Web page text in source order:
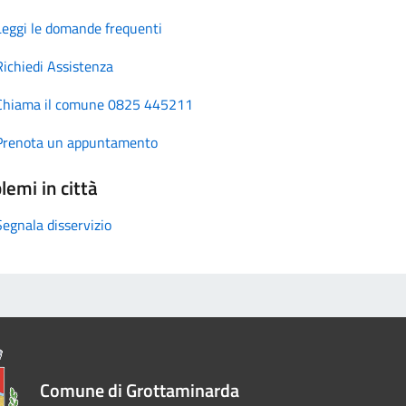
le domande frequenti
Assistenza
il comune 0825 445211
un appuntamento
in città
disservizio
Comune di Grottaminarda